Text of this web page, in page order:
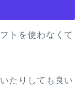
トを使わなくて
たりしても良い